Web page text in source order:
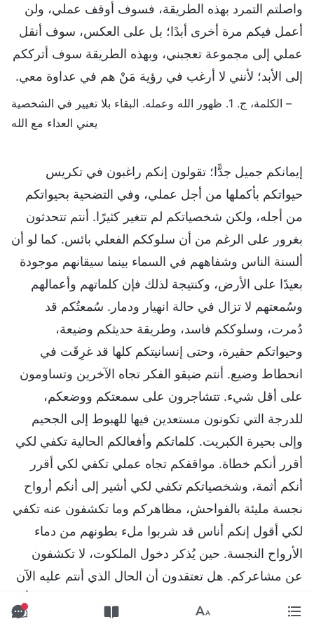
واصلتم التمرد بهذه الطريقة، فسوف أوقف عملي، ولن
أعمل فيكم مرة أخرى أبدًا؛ بل على العكس، سوف أنقل
عملي إلى مجموعة تعجبني، وبهذه الطريقة سوف أترككم
إلى الأبد؛ لأنني لا أرغب في رؤية مَنْ هم في عداوة معي.
– الكلمة، ج. 1. ظهور الله وعمله. البقاء بلا تغيير في الشخصية
يعني العداء مع الله
إيمانكم جميل جدًّا؛ تقولون إنكم راغبون في تكريس
حيواتكم بأكملها من أجل عملي، وفي التضحية بحيواتكم
من أجله، ولكن شخصياتكم لم تتغير كثيرًا. أنتم تتحدثون
بغرور على الرغم من أن سلوككم الفعلي بائس. كما لو أن
ألسنة الناس وشفاههم في السماء بينما سيقانهم موجودة
بعيدًا على الأرض، وكنتيجة لذلك فإن كلماتهم وأعمالهم
وسُمعتهم لا تزال في حالة انهيار ودمار. سُمعتُكم قد
دُمرت، وسلوككم فاسد، وطريقة حديثكم وضيعة،
وحيواتكم حقيرة، وحتى إنسانيتكم كلها قد غرِقَت في
انحطاط وضيع. أنتم ضيقو الفكر تجاه الآخرين وتساومون
على أقل شيء. تتشاجرون على سمعتكم ووضعكم،
للدرجة التي تكونون مستعدين فيها للهبوط إلى الجحيم
وإلى بحيرة الكبريت. كلماتكم وأفعالكم الحالية تكفي لكي
أقرر أنكم خطاة. مواقفكم تجاه عملي تكفي لكي أقرر
أنكم أثمة، وشخصياتكم تكفي لكي أشير إلى أنكم أرواح
نجسة مليئة بالفواحش، مظاهركم وما تكشفون عنه تكفي
لكي أقول إنكم أناس قد شربوا ملء بطونهم من دماء
الأرواح النجسة. حين يُذكر دخول الملكوت، لا تكشفون
عن مشاعركم. هل تعتقدون أن الحال الذي أنتم عليه الآن
يمكنكم نيل فرصة الدخول إلى أرض عملي وكلامي